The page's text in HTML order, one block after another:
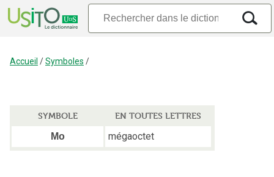
Accueil /Symboles /
SYMBOLE
EN TOUTES LETTRES
Mo
mégaoctet